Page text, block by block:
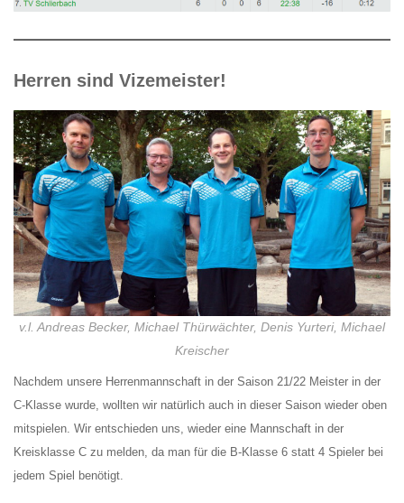
Herren sind Vizemeister!
v.l. Andreas Becker, Michael Thürwächter, Denis Yurteri, Michael
Kreischer
Nachdem unsere Herrenmannschaft in der Saison 21/22 Meister in der
C-Klasse wurde, wollten wir natürlich auch in dieser Saison wieder oben
mitspielen. Wir entschieden uns, wieder eine Mannschaft in der
Kreisklasse C zu melden, da man für die B-Klasse 6 statt 4 Spieler bei
jedem Spiel benötigt.